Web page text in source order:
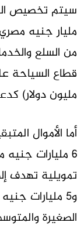
من السلع
مليون دولار)
أما الأموال
تمويلية تهدف
الصغيرة